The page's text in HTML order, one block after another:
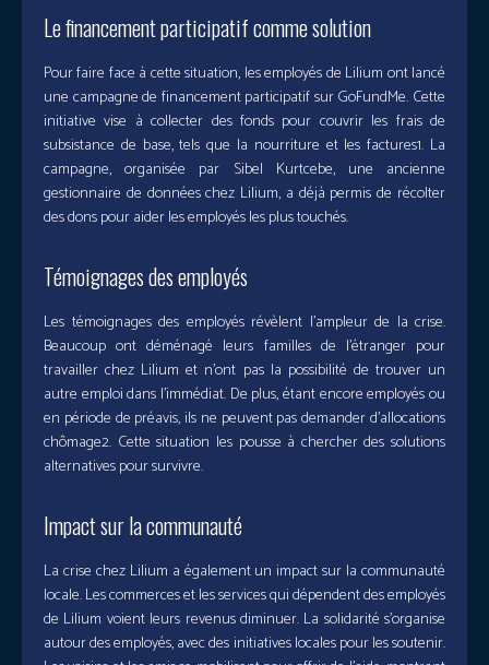
Le financement participatif comme solution
Pour faire face à cette situation, les employés de Lilium ont lancé
une campagne de financement participatif sur GoFundMe. Cette
initiative vise à collecter des fonds pour couvrir les frais de
subsistance de base, tels que la nourriture et les factures1. La
campagne, organisée par Sibel Kurtcebe, une ancienne
gestionnaire de données chez Lilium, a déjà permis de récolter
des dons pour aider les employés les plus touchés.
Témoignages des employés
Les témoignages des employés révèlent l’ampleur de la crise.
Beaucoup ont déménagé leurs familles de l’étranger pour
travailler chez Lilium et n’ont pas la possibilité de trouver un
autre emploi dans l’immédiat. De plus, étant encore employés ou
en période de préavis, ils ne peuvent pas demander d’allocations
chômage2. Cette situation les pousse à chercher des solutions
alternatives pour survivre.
Impact sur la communauté
La crise chez Lilium a également un impact sur la communauté
locale. Les commerces et les services qui dépendent des employés
de Lilium voient leurs revenus diminuer. La solidarité s’organise
autour des employés, avec des initiatives locales pour les soutenir.